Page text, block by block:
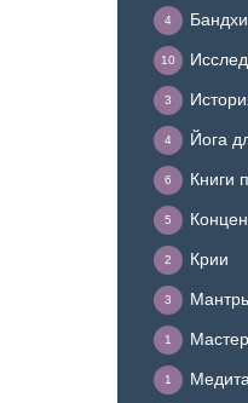
Бандхи
4
10
3
Йога
4
Книги
6
5
Крии
2
3
1
1